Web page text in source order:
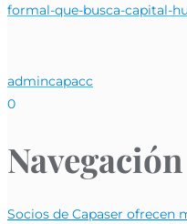
formal-que-busca-capital-
admincapacc
0
Socios de Capaser ofrecen